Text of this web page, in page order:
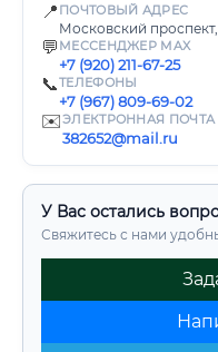
📍 ПОЧТОВЫЙ АДРЕС
Московский проспект,
💬 МЕССЕНДЖЕР MAX
+7 (920) 211-67-25
📞ТЕЛЕФОНЫ
+7 (967) 809-69-02
✉️ЭЛЕКТРОННАЯ ПОЧТА
382652@mail.ru
У Вас остались
Свяжитесь с нами